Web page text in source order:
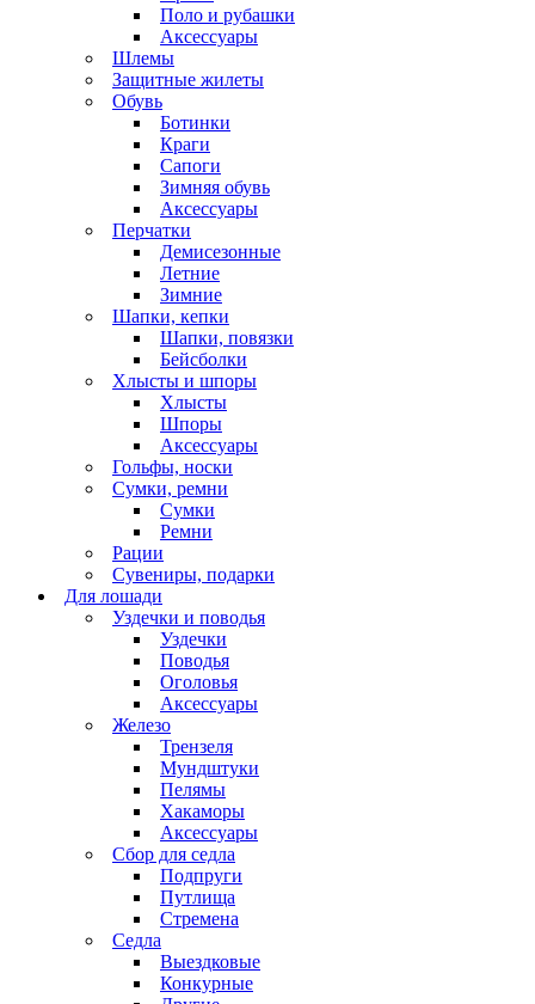
Поло и рубашки
Аксессуары
Шлемы
Защитные жилеты
Обувь
Ботинки
Краги
Сапоги
Зимняя обувь
Аксессуары
Перчатки
Демисезонные
Летние
Зимние
Шапки, кепки
Шапки, повязки
Бейсболки
Хлысты и шпоры
Хлысты
Шпоры
Аксессуары
Гольфы, носки
Сумки, ремни
Сумки
Ремни
Рации
Сувениры, подарки
Для лошади
Уздечки и поводья
Уздечки
Поводья
Оголовья
Аксессуары
Железо
Трензеля
Мундштуки
Пелямы
Хакаморы
Аксессуары
Сбор для седла
Подпруги
Путлища
Стремена
Седла
Выездковые
Конкурные